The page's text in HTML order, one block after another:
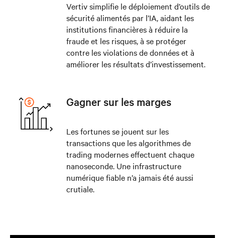
Vertiv simplifie le déploiement d’outils de
sécurité alimentés par l’IA, aidant les
institutions financières à réduire la
fraude et les risques, à se protéger
contre les violations de données et à
améliorer les résultats d’investissement.
Gagner sur les marges
Les fortunes se jouent sur les
transactions que les algorithmes de
trading modernes effectuent chaque
nanoseconde. Une infrastructure
numérique fiable n’a jamais été aussi
crutiale.